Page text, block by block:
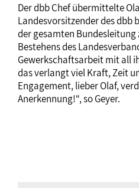
Der dbb Chef übermittelte
Landesvorsitzender des dbb
der gesamten Bundesleitung
Bestehens des
Gewerkschaftsarbeit mit all
das verlangt viel Kraft, Zeit
Engagement, lieber Olaf,
Anerkennung!“, so Geyer.